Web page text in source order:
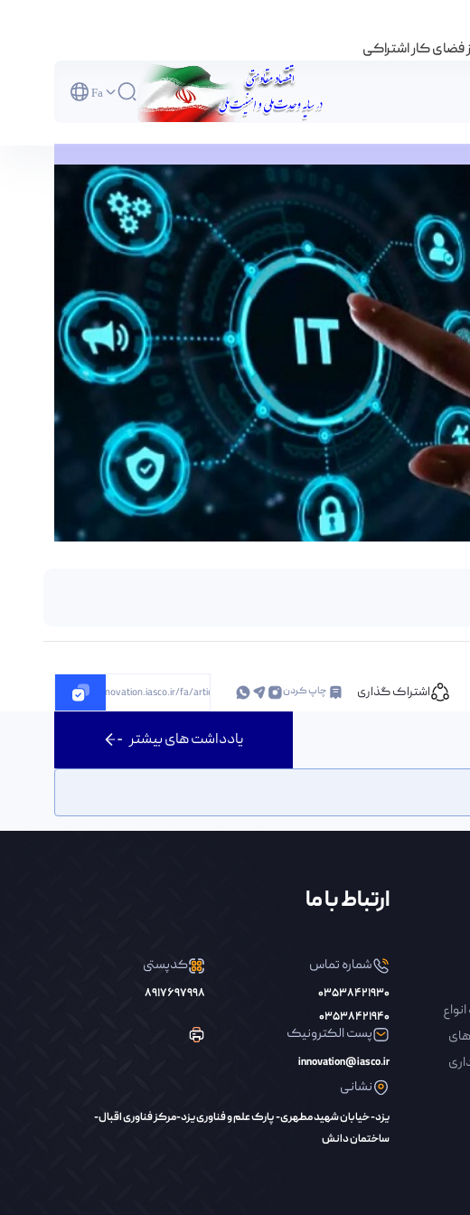
Fa
فضای کار اشتراکی
اشتراک گذاری چاپ کردن https://innovation.iasco.ir/fa/article/190799
یادداشت های بیشتر
های
به بهره برداری
ارتباط با ما
شماره تماس
03538421930
03538421940
کدپستی
8917697998
پست الکترونیک
innovation@iasco.ir
نشانی
یزد- خیابان شهید مطهری- پارک علم و فناوری یزد-مرکز فناوری اقبال-
ساختمان دانش